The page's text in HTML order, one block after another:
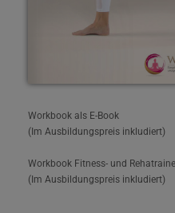
Workbook als E-Book
(Im Ausbildungspreis inkludiert)
Workbook Fitness- und
(Im Ausbildungspreis inkludiert)